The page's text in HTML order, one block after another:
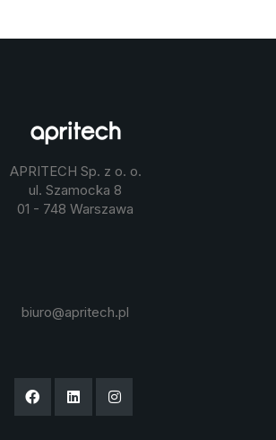
APRITECH Sp. z o. o.
ul. Szamocka 8
01 - 748 Warszawa
biuro@apritech.pl